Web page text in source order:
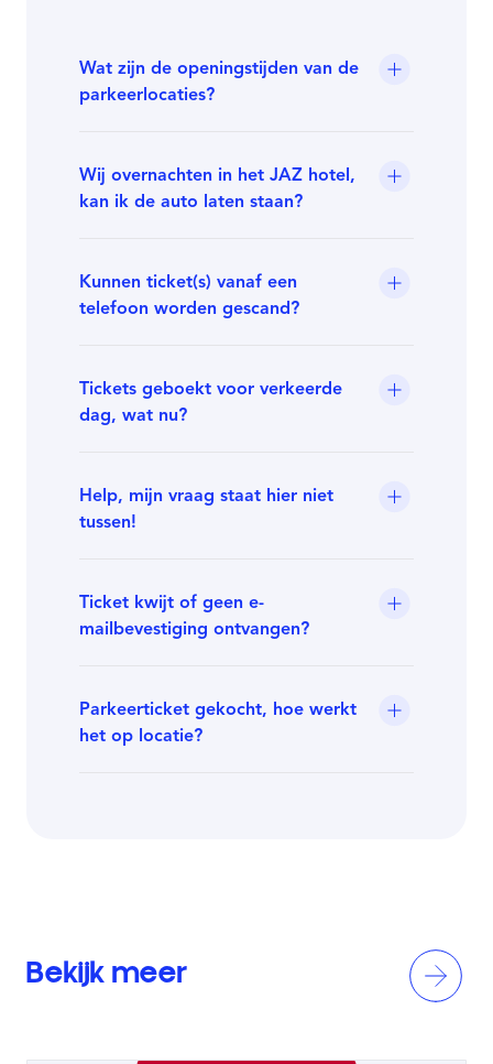
Wat zijn de openingstijden van de
parkeerlocaties?
Wij overnachten in het JAZ hotel,
kan ik de auto laten staan?
Kunnen ticket(s) vanaf een
telefoon worden gescand?
Tickets geboekt voor verkeerde
dag, wat nu?
Help, mijn vraag staat hier niet
tussen!
Ticket kwijt of geen e-
mailbevestiging ontvangen?
Parkeerticket gekocht, hoe werkt
het op locatie?
Bekijk meer